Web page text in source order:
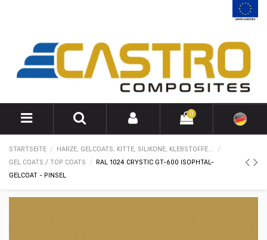
0
STARTSEITE
HARZE, GELCOATS, KITTE, SILIKONE, KLEBSTOFFE...
GEL COATS / TOP COATS
RAL 1024 CRYSTIC GT-600 ISOPHTAL-
GELCOAT - PINSEL